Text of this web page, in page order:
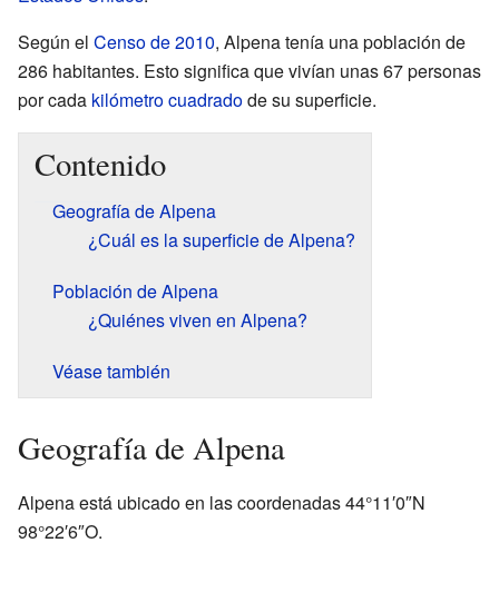
Según el Censo de 2010, Alpena tenía una población de
286 habitantes. Esto significa que vivían unas 67 personas
por cada kilómetro cuadradode su superficie.
Contenido
Geografía de Alpena
¿Cuál es la superficie de Alpena?
Población de Alpena
¿Quiénes viven en Alpena?
Véase también
Geografía de Alpena
Alpena está ubicado en las coordenadas44°11′0″N
98°22′6″O.